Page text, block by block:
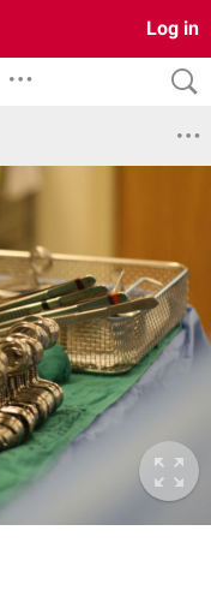
Log in